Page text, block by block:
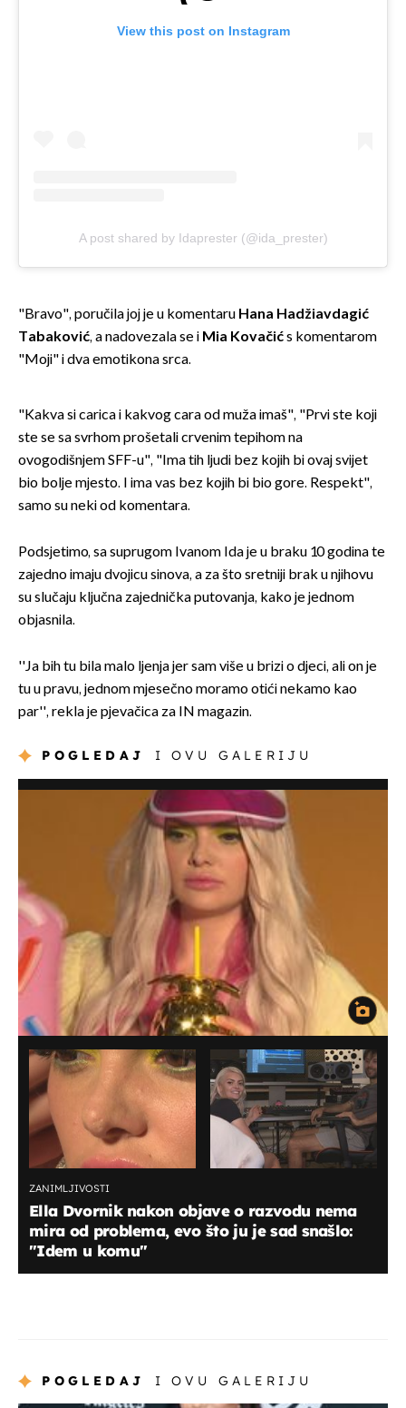
View this post on Instagram
A post shared by Idaprester (@ida_prester)
"Bravo", poručila joj je u komentaru Hana Hadžiavdagić
Tabaković, a nadovezala se i Mia Kovačićs komentarom
"Moji" i dva emotikona srca.
"Kakva si carica i kakvog cara od muža imaš", "Prvi ste koji
ste se sa svrhom prošetali crvenim tepihom na
ovogodišnjem SFF-u", "Ima tih ljudi bez kojih bi ovaj svijet
bio bolje mjesto. I ima vas bez kojih bi bio gore. Respekt",
samo su neki od komentara.
Podsjetimo, sa suprugom Ivanom Ida je u braku 10 godina te
zajedno imaju dvojicu sinova, a za što sretniji brak u njihovu
su slučaju ključna zajednička putovanja, kako je jednom
objasnila.
''Ja bih tu bila malo ljenja jer sam više u brizi o djeci, ali on je
tu u pravu, jednom mjesečno moramo otići nekamo kao
par'', rekla je pjevačica za IN magazin.
POGLEDAJ I OVU GALERIJU
ZANIMLJIVOSTI
Ella Dvornik nakon objave o razvodu nema
mira od problema, evo što ju je sad snašlo:
"Idem u komu"
POGLEDAJ I OVU GALERIJU